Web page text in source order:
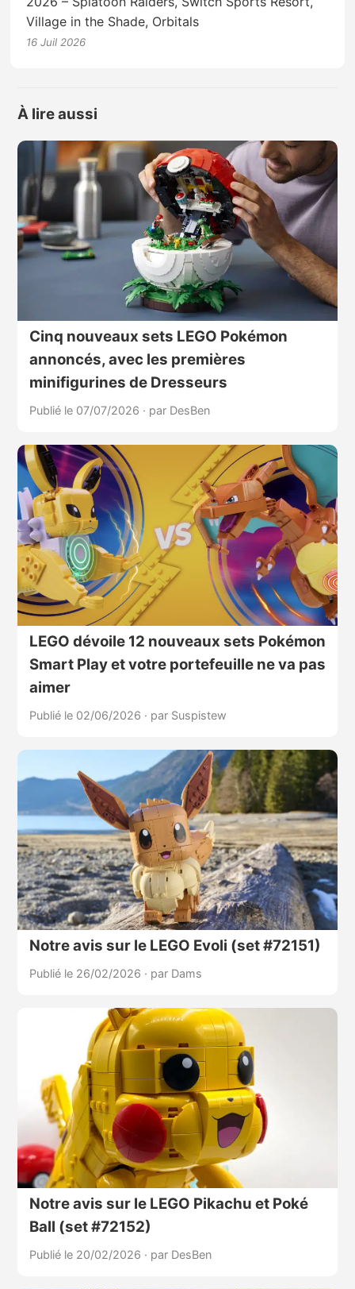
Village in the Shade, Orbitals
16 Juil 2026
À lire aussi
Cinq nouveaux sets LEGO Pokémon
annoncés, avec les premières
minifigurines de Dresseurs
Publié le 07/07/2026 · par DesBen
LEGO dévoile 12 nouveaux sets Pokémon
Smart Play et votre portefeuille ne va pas
aimer
Publié le 02/06/2026 · par Suspistew
Notre avis sur le LEGO Evoli (set #72151)
Publié le 26/02/2026 · par Dams
Notre avis sur le LEGO Pikachu et Poké
Ball (set #72152)
Publié le 20/02/2026 · par DesBen